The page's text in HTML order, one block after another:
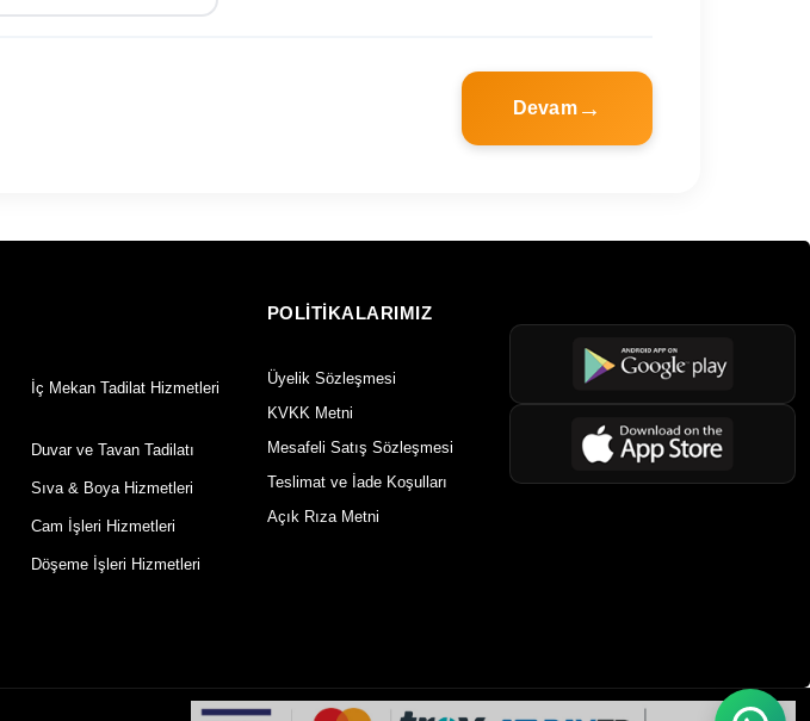
Devam
İç Mekan Tadilat Hizmetleri
Duvar ve Tavan Tadilatı
Sıva & Boya Hizmetleri
Cam İşleri Hizmetleri
Döşeme İşleri Hizmetleri
POLİTİKALARIMIZ
Üyelik Sözleşmesi
KVKK Metni
Mesafeli Satış Sözleşmesi
Teslimat ve İade Koşulları
Açık Rıza Metni